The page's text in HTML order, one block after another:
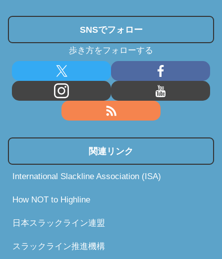
SNSでフォロー
歩き方をフォローする
関連リンク
International Slackline Association (ISA)
How NOT to Highline
日本スラックライン連盟
スラックライン推進機構